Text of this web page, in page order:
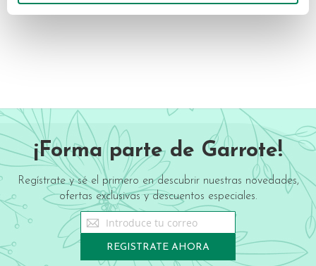
¡Forma parte de Garrote!
Regístrate y sé el primero en descubrir nuestras novedades,
ofertas exclusivas y descuentos especiales.
Sign
Up
for
Our
REGISTRATE AHORA